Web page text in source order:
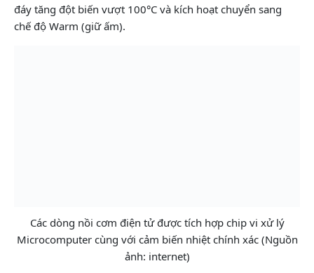
đáy tăng đột biến vượt 100°C và kích hoạt chuyển sang
chế độ Warm (giữ ấm).
Các dòng nồi cơm điện tử được tích hợp chip vi xử lý
Microcomputer cùng với cảm biến nhiệt chính xác (Nguồn
ảnh: internet)